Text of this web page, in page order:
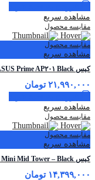
مشاهده سریع
مقایسه محصول
مقایسه محصول
مشاهده سریع
کیس ASUS Prime AP۲۰۱ Black
۲۱,۹۹۰,۰۰۰ تومان
مشاهده سریع
مقایسه محصول
مقایسه محصول
مشاهده سریع
کیس XPG Invader X Mini Mid Tower – Black
۱۴,۳۹۹,۰۰۰ تومان